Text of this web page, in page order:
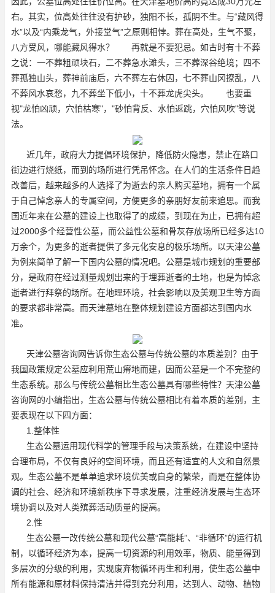
右。其实，位高处往往没有护砂，独阳不长，孤阴不生。与“藏风得
水”以及“内乘龙气，外接堂气”之原则相悖。葬在高处，生气不聚，
八方受风，哪能藏风得水？ 再就是不要犯忌。如古时有十不葬
之说：一不葬粗顽块石，二不葬急水滩头，三不葬深谷绝境；四不
葬孤独山头，葬神前庙后，六不葬左右休囚，七不葬山冈撩乱，八
不葬风水哀愁，九不葬坐下低小，十不葬龙虎尖头。 也要重
视"龙怕凶顽，穴怕枯寒"，"砂怕背反、水怕返跳，穴怕风吹"等说
法。
近几年，政府大力提倡环境保护，降低防火隐患，禁止在路口
街边进行烧纸，而到的场所进行凭吊怀念。在人们的生活条件日趋
改善后，越来越多的人选择了为逝去的亲人购买墓地，拥有一个属
于自己悼念亲人的专属空间，方便更多的亲朋好友前来追思。而我
国近年来在公墓的建设上也取得了的成绩，到现在为止，已拥有超
过2000多个经营性公墓，而公益性公墓和骨灰存放场所已经多达10
万余个，为更多的逝者提供了多元化安息的极乐场所。以天津公墓
为例来简单了解一下国内公墓的情况吧。公墓是城市规划的重要部
分，是政府在经过测量规划出来的于埋葬逝者的土地，也是为悼念
逝者进行拜祭的场所。在地理环境，社会影响以及美观卫生等方面
的要求都非常高。而天津墓地在整体规划建设方面都达到国内水
准。
天津公墓咨询网告诉你生态公墓与传统公墓的本质差别？由于
我国政策规定公墓应利用荒山瘠地而建，因而公墓是一个不完整的
生态系统。那么与传统公墓相比生态公墓具有哪些特性？天津公墓
咨询网的小编指出，生态公墓与传统公墓相比有着本质的差别，主
要表现在以下四方面：
1.整体性
生态公墓运用现代科学的管理手段与决策系统，在建设中坚持
合理布局，不仅有良好的空间环境，而且还有适宜的人文和自然景
观。生态公墓不是单单追求环境优美或自身的繁荣，而是在整体协
调的社会、经济和环境新秩序下寻求发展，注重经济发展与生态环
境协调以及对人类殡葬活动质量的提高。
2.性
生态公墓一改传统公墓和现代公墓“高能耗”、“非循环”的运行机
制，以循环经济为本，提高一切资源的利用效率，物质、能量得到
多层次的分级的利用，实现废弃物循环再生和利用，使生态公墓中
所有能源和原材料保持清洁并得到充分利用，达到人、动物、植物